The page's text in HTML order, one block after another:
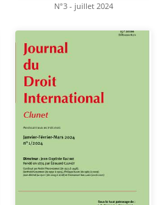
N°3 - juillet 2024